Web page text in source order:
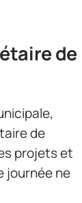
de
de
projets et
journée ne